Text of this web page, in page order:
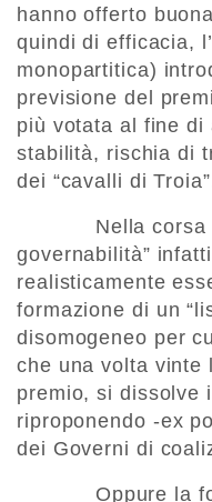
hanno offerto
quindi di efficacia,
monopartitica)
previsione del
più votata al fine di
stabilità, rischia di
dei “cavalli di
Nella corsa
governabilità”
realisticamente
formazione di un
disomogeneo per
che una volta vinte
premio, si dissolve
riproponendo -ex
dei Governi di
Oppure la